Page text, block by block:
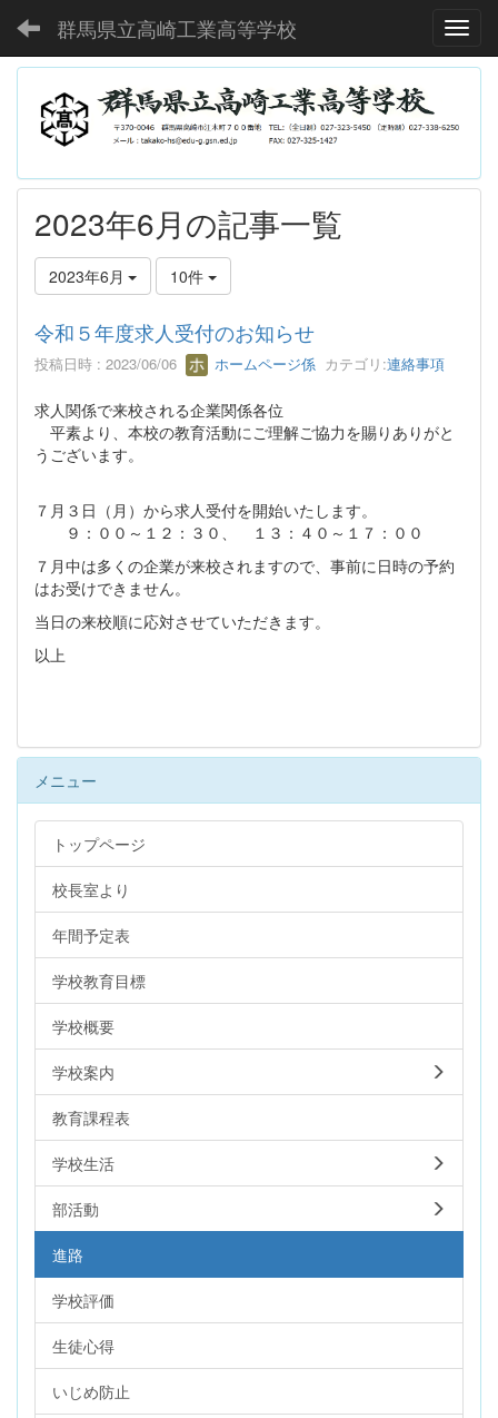
群馬県立高崎工業高等学校
2023年6月の記事一覧
2023年6月 10件
令和５年度求人受付のお知らせ
投稿日時 : 2023/06/06 ホームページ係 カテゴリ:連絡事項
求人関係で来校される企業関係各位
平素より、本校の教育活動にご理解ご協力を賜りありがと
うございます。
７月３日（月）から求人受付を開始いたします。
９：００～１２：３０、 １３：４０～１７：００
７月中は多くの企業が来校されますので、事前に日時の予約
はお受けできません。
当日の来校順に応対させていただきます。
以上
メニュー
トップページ
校長室より
年間予定表
学校教育目標
学校概要
学校案内
教育課程表
学校生活
部活動
進路
学校評価
生徒心得
いじめ防止